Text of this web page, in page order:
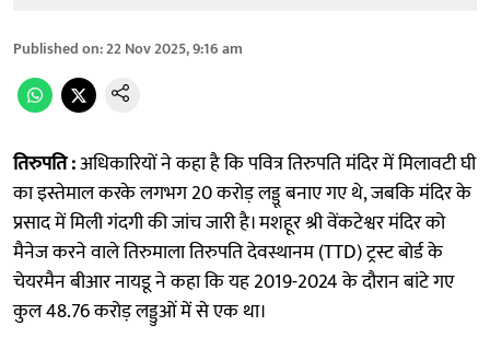
Published on:22 Nov 2025, 9:16 am
तिरुपति :अधिकारियों ने कहा है कि पवित्र तिरुपति मंदिर में मिलावटी घी
का इस्तेमाल करके लगभग 20 करोड़ लड्डू बनाए गए थे, जबकि मंदिर के
प्रसाद में मिली गंदगी की जांच जारी है। मशहूर श्री वेंकटेश्वर मंदिर को
मैनेज करने वाले तिरुमाला तिरुपति देवस्थानम (TTD) ट्रस्ट बोर्ड के
चेयरमैन बीआर नायडू ने कहा कि यह 2019-2024 के दौरान बांटे गए
कुल 48.76 करोड़ लड्डुओं में से एक था।